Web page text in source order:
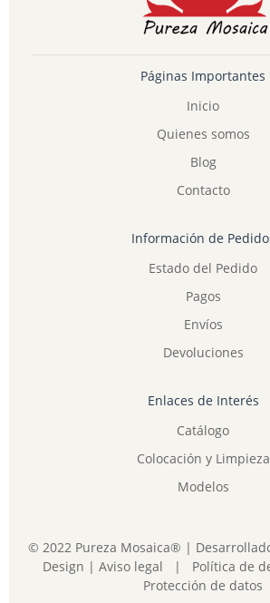
Páginas Importantes
Inicio
Quienes somos
Blog
Contacto
Información de
Estado del Pedido
Pagos
Envíos
Devoluciones
Enlaces de Interés
Catálogo
Colocación y Limpieza
Modelos
© 2022 Pureza Mosaica® |
Design | Aviso legal | Política de
Protección de datos